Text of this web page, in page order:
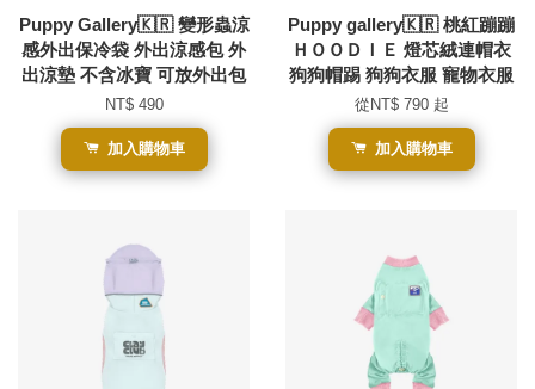
Puppy Gallery🇰🇷 變形蟲涼
感外出保冷袋 外出涼感包 外
出涼墊 不含冰寶 可放外出包
NT$ 490
加入購物車
Puppy gallery🇰🇷 桃紅蹦蹦
ＨＯＯＤＩＥ 燈芯絨連帽衣
狗狗帽踢 狗狗衣服 寵物衣服
從 NT$ 790 起
加入購物車